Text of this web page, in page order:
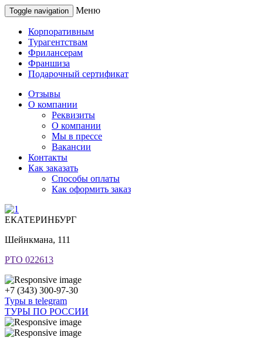
Toggle navigation Меню
Корпоративным
Турагентствам
Фрилансерам
Франшиза
Подарочный сертификат
Отзывы
О компании
Реквизиты
О компании
Мы в прессе
Вакансии
Контакты
Как заказать
Способы оплаты
Как оформить заказ
ЕКАТЕРИНБУРГ
Шейнкмана, 111
РТО 022613
+7 (343) 300-97-30
Туры в telegram
ТУРЫ ПО РОССИИ